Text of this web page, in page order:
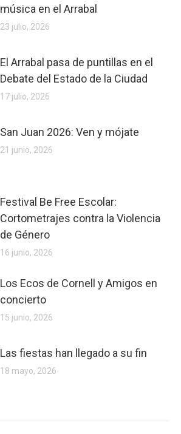
música en el Arrabal
23 julio, 2026
El Arrabal pasa de puntillas en el
Debate del Estado de la Ciudad
17 julio, 2026
San Juan 2026: Ven y mójate
21 junio, 2026
Festival Be Free Escolar:
Cortometrajes contra la Violencia
de Género
16 junio, 2026
Los Ecos de Cornell y Amigos en
concierto
15 junio, 2026
Las fiestas han llegado a su fin
18 mayo, 2026